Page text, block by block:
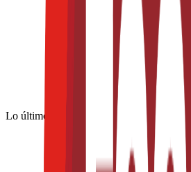
Lo último